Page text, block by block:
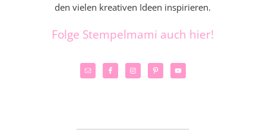
den vielen kreativen Ideen inspirieren.
Folge Stempelmami auch hier!